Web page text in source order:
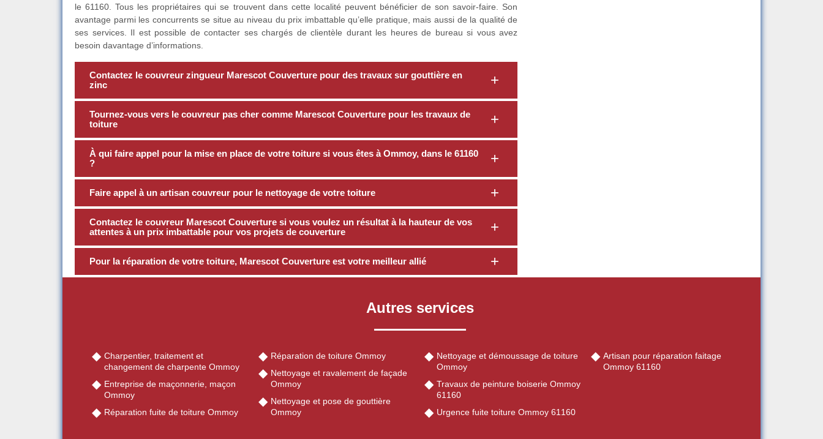
le 61160. Tous les propriétaires qui se trouvent dans cette localité peuvent bénéficier de son savoir-faire. Son
avantage parmi les concurrents se situe au niveau du prix imbattable qu’elle pratique, mais aussi de la qualité de
ses services. Il est possible de contacter ses chargés de clientèle durant les heures de bureau si vous avez
besoin davantage d’informations.
Contactez le couvreur zingueur Marescot Couverture pour des travaux sur gouttière en
zinc
Tournez-vous vers le couvreur pas cher comme Marescot Couverture pour les travaux de
toiture
À qui faire appel pour la mise en place de votre toiture si vous êtes à Ommoy, dans le 61160
?
Faire appel à un artisan couvreur pour le nettoyage de votre toiture
Contactez le couvreur Marescot Couverture si vous voulez un résultat à la hauteur de vos
attentes à un prix imbattable pour vos projets de couverture
Pour la réparation de votre toiture, Marescot Couverture est votre meilleur allié
Autres services
Charpentier, traitement et
changement de charpente Ommoy
Entreprise de maçonnerie, maçon
Ommoy
Réparation fuite de toiture Ommoy
Réparation de toiture Ommoy
Nettoyage et ravalement de façade
Ommoy
Nettoyage et pose de gouttière
Ommoy
Nettoyage et démoussage de toiture
Ommoy
Travaux de peinture boiserie Ommoy
61160
Urgence fuite toiture Ommoy 61160
Artisan pour réparation faitage
Ommoy 61160